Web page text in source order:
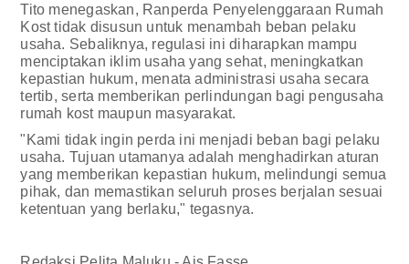
Tito menegaskan, Ranperda Penyelenggaraan Rumah
Kost tidak disusun untuk menambah beban pelaku
usaha. Sebaliknya, regulasi ini diharapkan mampu
menciptakan iklim usaha yang sehat, meningkatkan
kepastian hukum, menata administrasi usaha secara
tertib, serta memberikan perlindungan bagi pengusaha
rumah kost maupun masyarakat.
"Kami tidak ingin perda ini menjadi beban bagi pelaku
usaha. Tujuan utamanya adalah menghadirkan aturan
yang memberikan kepastian hukum, melindungi semua
pihak, dan memastikan seluruh proses berjalan sesuai
ketentuan yang berlaku," tegasnya.